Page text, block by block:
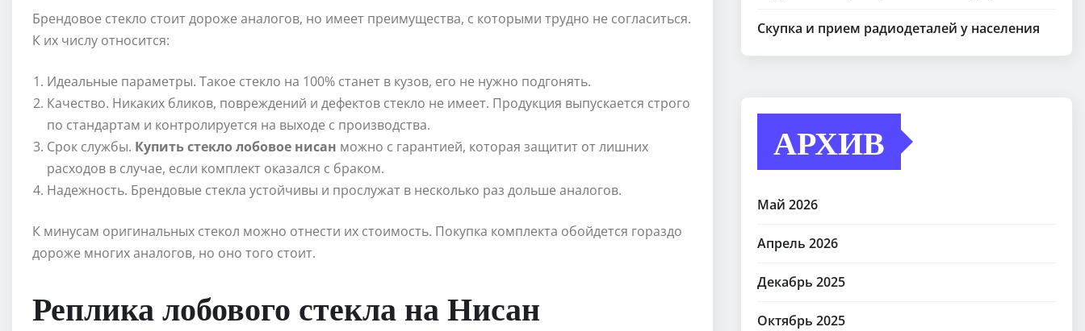
Брендовое стекло стоит дороже аналогов, но имеет преимущества, с которыми трудно не согласиться.
К их числу относится:
Идеальные параметры. Такое стекло на 100% станет в кузов, его не нужно подгонять.
Качество. Никаких бликов, повреждений и дефектов стекло не имеет. Продукция выпускается строго
по стандартам и контролируется на выходе с производства.
Срок службы. Купить стекло лобовое нисан можно с гарантией, которая защитит от лишних
расходов в случае, если комплект оказался с браком.
Надежность. Брендовые стекла устойчивы и прослужат в несколько раз дольше аналогов.
К минусам оригинальных стекол можно отнести их стоимость. Покупка комплекта обойдется гораздо
дороже многих аналогов, но оно того стоит.
Реплика лобового стекла на Нисан
Скупка и прием радиодеталей у населения
АРХИВ
Май 2026
Апрель 2026
Декабрь 2025
Октябрь 2025